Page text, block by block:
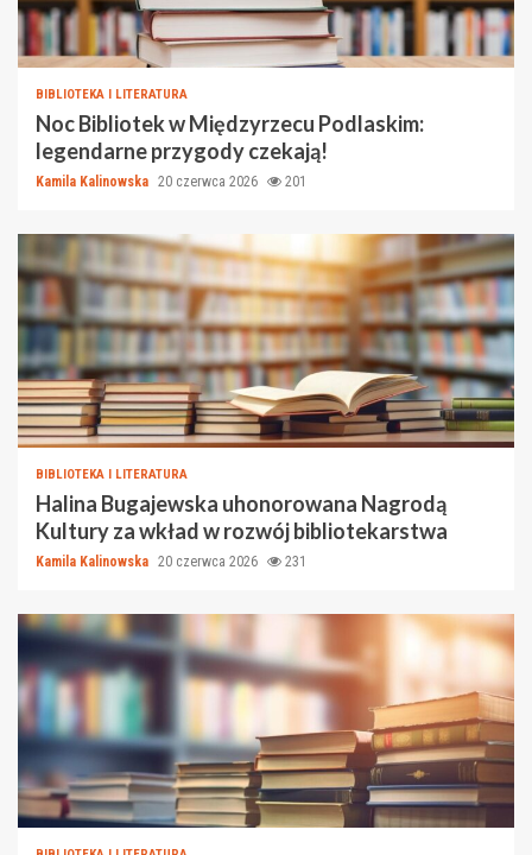
BIBLIOTEKA I LITERATURA
Noc Bibliotek w Międzyrzecu Podlaskim:
legendarne przygody czekają!
Kamila Kalinowska 20 czerwca 2026 201
BIBLIOTEKA I LITERATURA
Halina Bugajewska uhonorowana Nagrodą
Kultury za wkład w rozwój bibliotekarstwa
Kamila Kalinowska 20 czerwca 2026 231